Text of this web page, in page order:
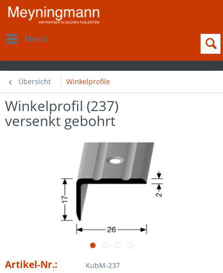
Menü
Übersicht Winkelprofile
Winkelprofil (237)
versenkt gebohrt
Artikel-Nr.: KubM-237